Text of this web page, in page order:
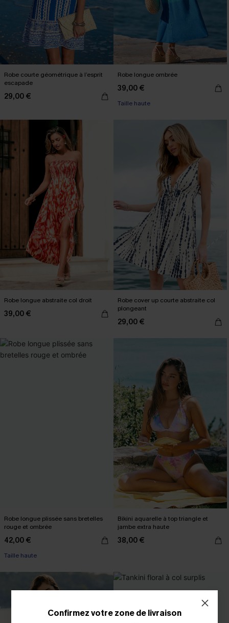
Robe courte géométrique à l’esprit
escapade
29,00 €
Robe longue ombrée
39,00 €
Taille haute
Robe longue abstraite col droit
39,00 €
Robe cover up courte abstraite col
plongeant
29,00 €
Robe longue plissée sans bretelles
rouge et ombrée
42,00 €
Taille haute
Bikini aquarelle à top triangle et
jambe extra haute
38,00 €
Confirmez votre zone de livraison